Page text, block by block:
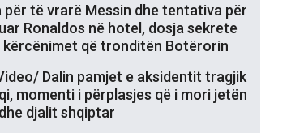
për të vrarë Messin dhe tentativa për
Ronaldos në hotel, dosja sekrete
kërcënimet që tronditën Botërorin
Dalin pamjet e aksidentit tragjik
momenti i përplasjes që i mori jetën
djalit shqiptar